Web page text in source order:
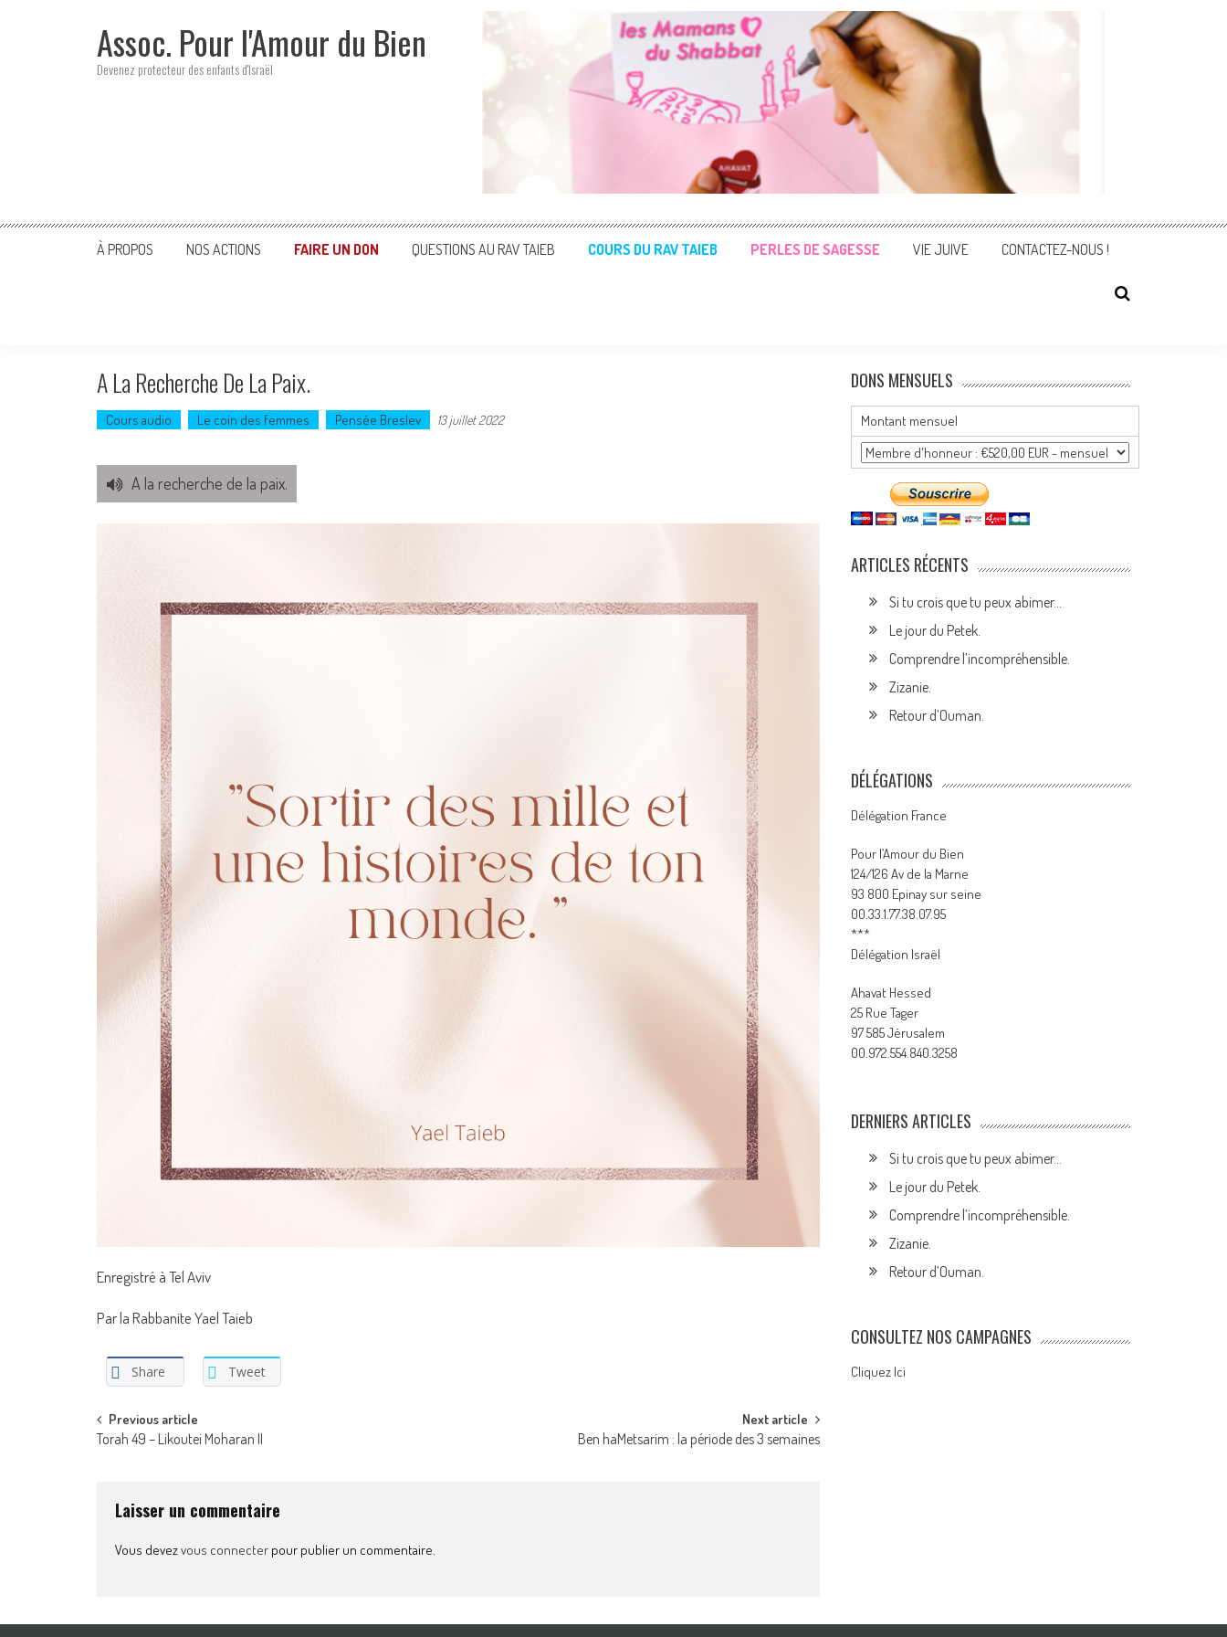
Assoc. Pour l'Amour du Bien
Devenez protecteur des enfants d'Israël
À PROPOS NOS ACTIONS FAIRE UN DON QUESTIONS AU RAV TAIEB COURS DU RAV TAIEB PERLES DE SAGESSE VIE JUIVE CONTACTEZ-NOUS !
A La Recherche De La Paix.
Cours audio Le coin des femmes Pensée Breslev 13 juillet 2022
A la recherche de la paix.
Enregistré à Tel Aviv
Par la Rabbanite Yael Taieb
Share Tweet
Post
Previous article
Torah 49 – Likoutei Moharan II
Next article
Ben haMetsarim : la période des 3 semaines
Laisser un commentaire
Vous devezvous connecter pour publier un commentaire.
DONS MENSUELS
Montant mensuel
ARTICLES RÉCENTS
Si tu crois que tu peux abimer…
Le jour du Petek.
Comprendre l’incompréhensible.
Zizanie.
Retour d’Ouman.
DÉLÉGATIONS
Délégation France
Pour l’Amour du Bien
124/126 Av de la Marne
93 800 Epinay sur seine
00.33.1.77.38.07.95
***
Délégation Israël
Ahavat Hessed
25 Rue Tager
97 585 Jérusalem
00.972.554.840.3258
DERNIERS ARTICLES
Si tu crois que tu peux abimer…
Le jour du Petek.
Comprendre l’incompréhensible.
Zizanie.
Retour d’Ouman.
CONSULTEZ NOS CAMPAGNES
Cliquez Ici